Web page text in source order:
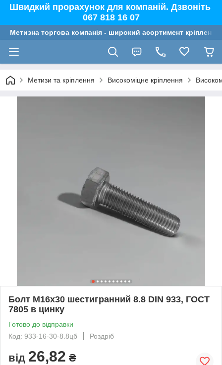
Швидкий прорахунок для компаній. Дзвоніть
067 818 16 07
Метизна торгова компанія - широкий асортимент
Метизи та кріплення Високоміцне кріплення
Болт М16х30 шестигранний 8.8 DIN 933, ГОСТ
7805 в цинку
Готово до відправки
Код: 933-16-30-8.8цб
Роздріб
від 26,82 ₴